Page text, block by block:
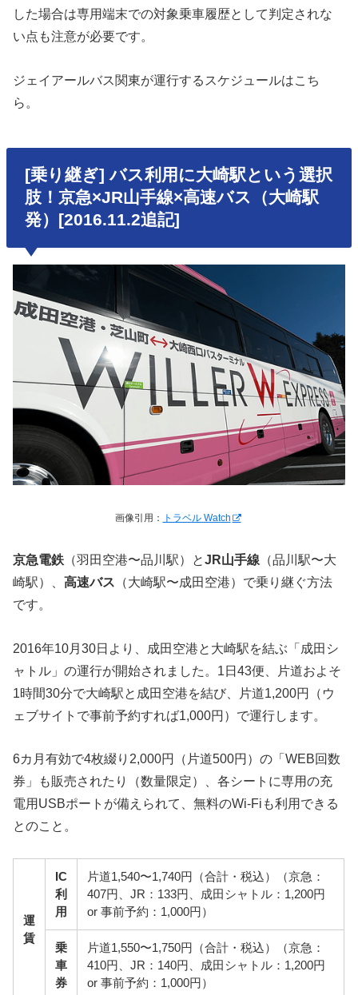
した場合は専用端末での対象乗車履歴として判定されな
い点も注意が必要です。
ジェイアールバス関東が運行するスケジュールはこち
ら。
[乗り継ぎ] バス利用に大崎駅という選択
肢！京急×JR山手線×高速バス（大崎駅
発）[2016.11.2追記]
画像引用： トラベル Watch
京急電鉄 （羽田空港〜品川駅）とJR山手線 （品川駅〜大
崎駅）、高速バス （大崎駅〜成田空港）で乗り継ぐ方法
です。
2016年10月30日より、成田空港と大崎駅を結ぶ「成田シ
ャトル」の運行が開始されました。1日43便、片道およそ
1時間30分で大崎駅と成田空港を結び、片道1,200円（ウ
ェブサイトで事前予約すれば1,000円）で運行します。
6カ月有効で4枚綴り2,000円（片道500円）の「WEB回数
券」も販売されたり（数量限定）、各シートに専用の充
電用USBポートが備えられて、無料のWi-Fiも利用できる
とのこと。
運
賃
IC
利
用
片道1,540〜1,740円（合計・税込）（京急：
407円、JR：133円、成田シャトル：1,200円
or 事前予約：1,000円）
乗
車
券
片道1,550〜1,750円（合計・税込）（京急：
410円、JR：140円、成田シャトル：1,200円
or 事前予約：1,000円）